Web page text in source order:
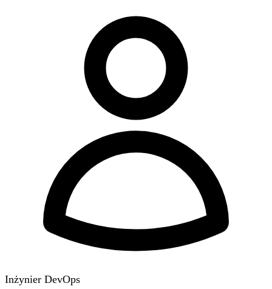
Inżynier DevOps